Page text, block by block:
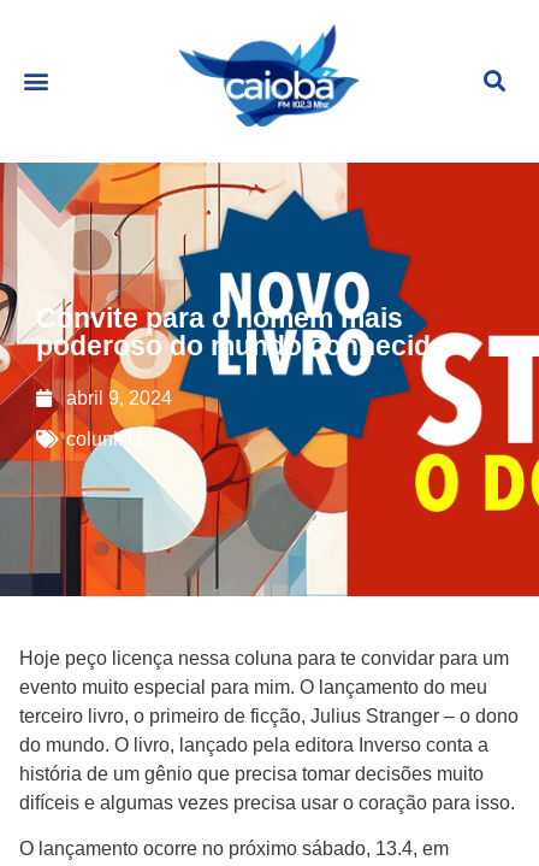
Convite para o homem mais
poderoso do mundo conhecido
abril 9, 2024
colunistas
Hoje peço licença nessa coluna para te convidar para um
evento muito especial para mim. O lançamento do meu
terceiro livro, o primeiro de ficção, Julius Stranger – o dono
do mundo. O livro, lançado pela editora Inverso conta a
história de um gênio que precisa tomar decisões muito
difíceis e algumas vezes precisa usar o coração para isso.
O lançamento ocorre no próximo sábado, 13.4, em